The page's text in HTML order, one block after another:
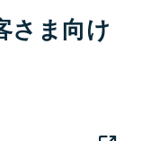
さま向け